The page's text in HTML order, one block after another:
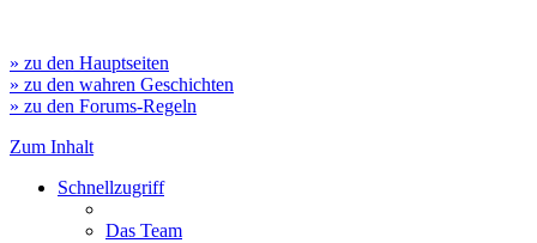
» zu den Hauptseiten
» zu den wahren Geschichten
» zu den Forums-Regeln
Zum Inhalt
Schnellzugriff
Das Team